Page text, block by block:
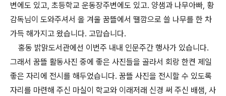
변에도 있고, 초등학교 운동장주변에도 있고. 양샘과 나무아빠, 황
감독님이 도와주셔서 올 겨울 꿈뜰에서 땔깜으로 쓸 나무를 한 차
가득 해가지고 왔습니다. 고맙습니다.
홍동 밝맑도서관에선 이번주 내내 인문주간 행사가 있습니다.
그래서 꿈뜰 활동사진 중에 좋은 사진들을 골라서 회랑 한켠 제일
좋은 자리에 전시를 해두었습니다. 꿈뜰 사진을 전시할 수 있도록
자리를 마련해 주신 마실이 학교와 이래저래 신경 써 주신 배샘, 사